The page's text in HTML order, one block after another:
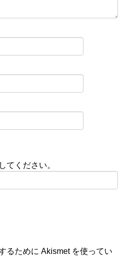
てください。
るために Akismet を使ってい